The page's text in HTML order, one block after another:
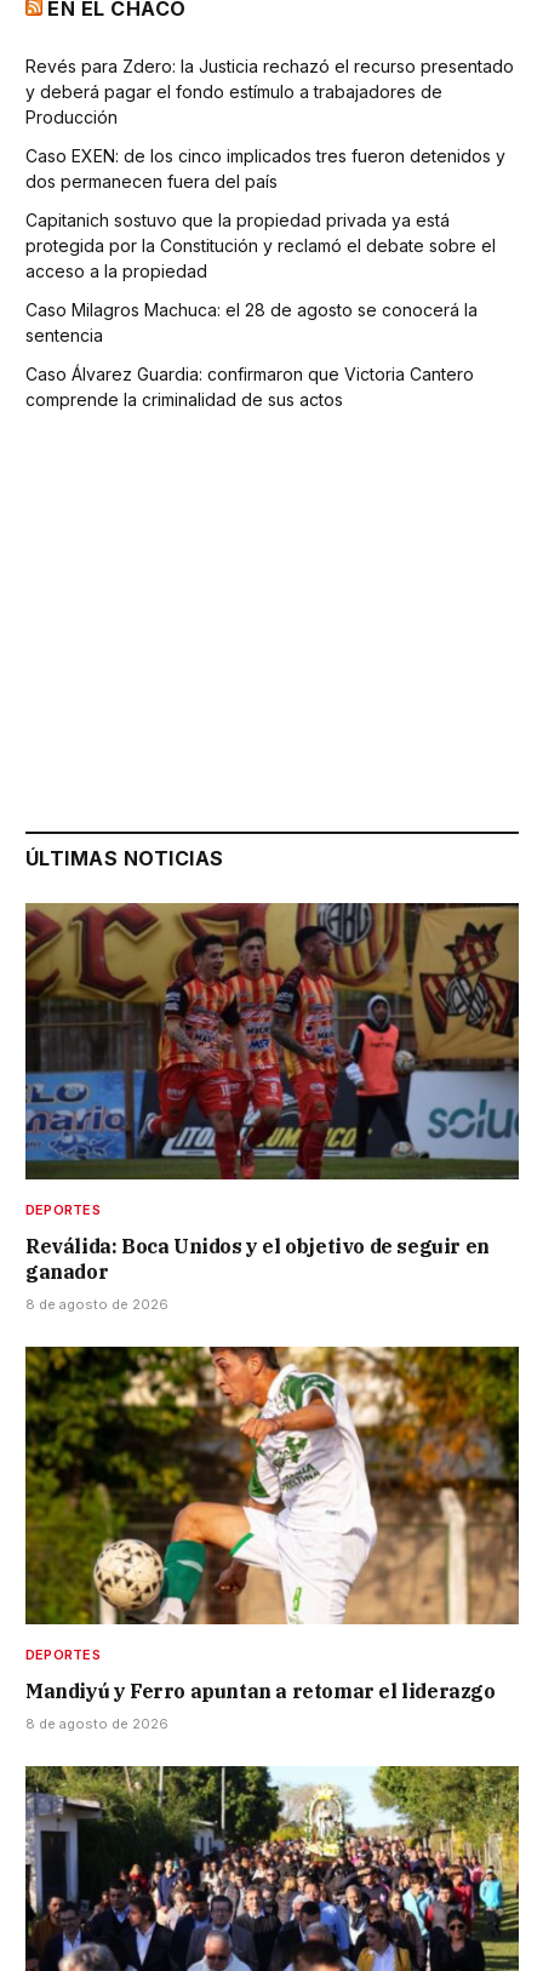
EN EL CHACO
Revés para Zdero: la Justicia rechazó el recurso presentado
y deberá pagar el fondo estímulo a trabajadores de
Producción
Caso EXEN: de los cinco implicados tres fueron detenidos y
dos permanecen fuera del país
Capitanich sostuvo que la propiedad privada ya está
protegida por la Constitución y reclamó el debate sobre el
acceso a la propiedad
Caso Milagros Machuca: el 28 de agosto se conocerá la
sentencia
Caso Álvarez Guardia: confirmaron que Victoria Cantero
comprende la criminalidad de sus actos
ÚLTIMAS NOTICIAS
DEPORTES
Reválida: Boca Unidos y el objetivo de seguir en
ganador
8 de agosto de 2026
DEPORTES
Mandiyú y Ferro apuntan a retomar el liderazgo
8 de agosto de 2026